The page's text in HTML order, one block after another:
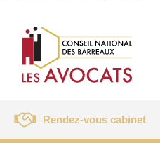
Rendez-vous cabinet